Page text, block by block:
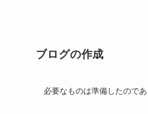
ブログの作成
必要なものは準備したので